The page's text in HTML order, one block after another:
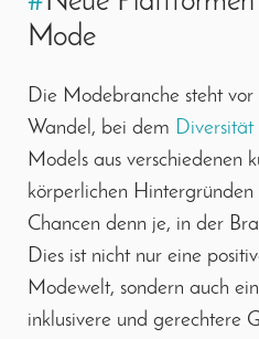
Mode
Die Modebranche steht
Wandel, bei dem Diversität
Models aus verschiedenen
körperlichen
Chancen denn je, in der
Dies ist nicht nur eine
Modewelt, sondern auch
inklusivere und gerechtere